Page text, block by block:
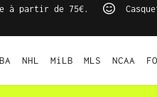
à partir de 75€.
NHL MiLB MLS NCAA